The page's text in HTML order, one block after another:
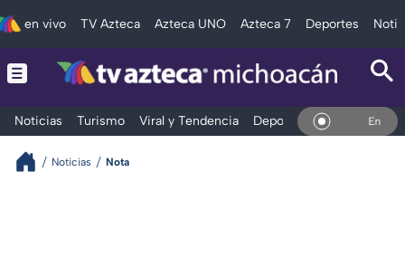
en vivo TV Azteca Azteca UNO Azteca 7 Deportes
Noticias Turismo Viral y Tendencia Deportes Espectáculos
En Vivo
Noticias Nota